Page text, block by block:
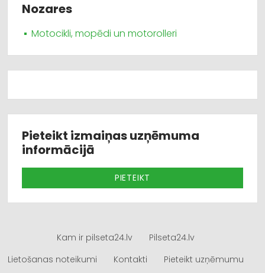
Nozares
Motocikli, mopēdi un motorolleri
Pieteikt izmaiņas uzņēmuma
informācijā
PIETEIKT
Kam ir pilseta24.lv
Pilseta24.lv
Lietošanas noteikumi
Kontakti Pieteikt uzņēmumu